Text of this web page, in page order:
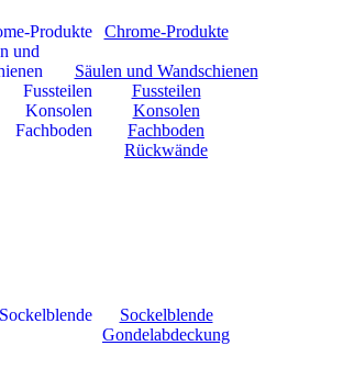
Chrome-Produkte
Säulen und Wandschienen
Fussteilen
Konsolen
Fachboden
Rückwände
Sockelblende
Gondelabdeckung